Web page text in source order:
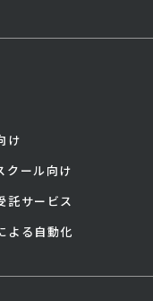
け
クール向け
託サービス
よる自動化